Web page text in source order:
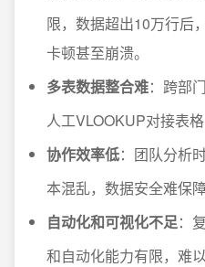
限，数据超出10万行后
卡顿甚至崩溃。
多表数据整合难：跨部
人工VLOOKUP对接表
协作效率低：团队分析
本混乱，数据安全难保障
自动化和可视化不足：
和自动化能力有限，难